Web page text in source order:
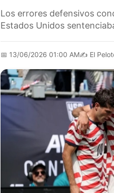
Los errores defensivos
Estados Unidos
📅 13/06/2026 01:00 AM✍️ El